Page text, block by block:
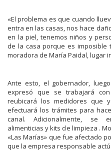
«El problema es que cuando
entra en las casas, nos hace
en la piel, tenemos niños y
de la casa porque es imposible
moradora de María Paidal, lugar
Ante esto, el gobernador,
expresó que se trabajará
reubicará los medidores que
efectuará los trámites para
canal. Adicionalmente, se
alimenticias y kits de limpieza .
«Las Marías» que fue afectado
que la empresa responsable